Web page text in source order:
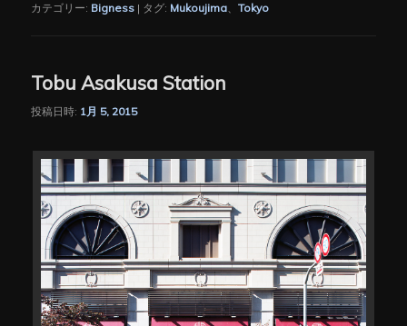
カテゴリー: Bigness | タグ: Mukoujima、Tokyo
Tobu Asakusa Station
投稿日時: 1月 5, 2015